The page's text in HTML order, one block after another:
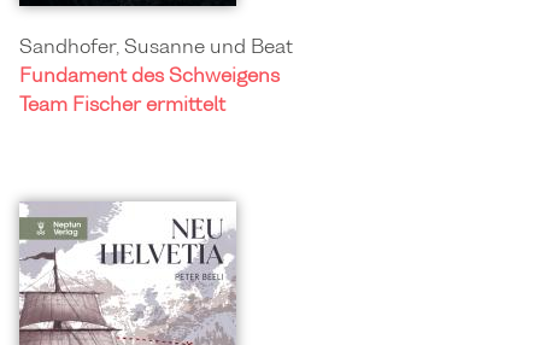
Sandhofer, Susanne und Beat
Fundament des Schweigens
Team Fischer ermittelt